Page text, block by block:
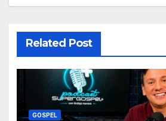
Related Post
GOSPEL